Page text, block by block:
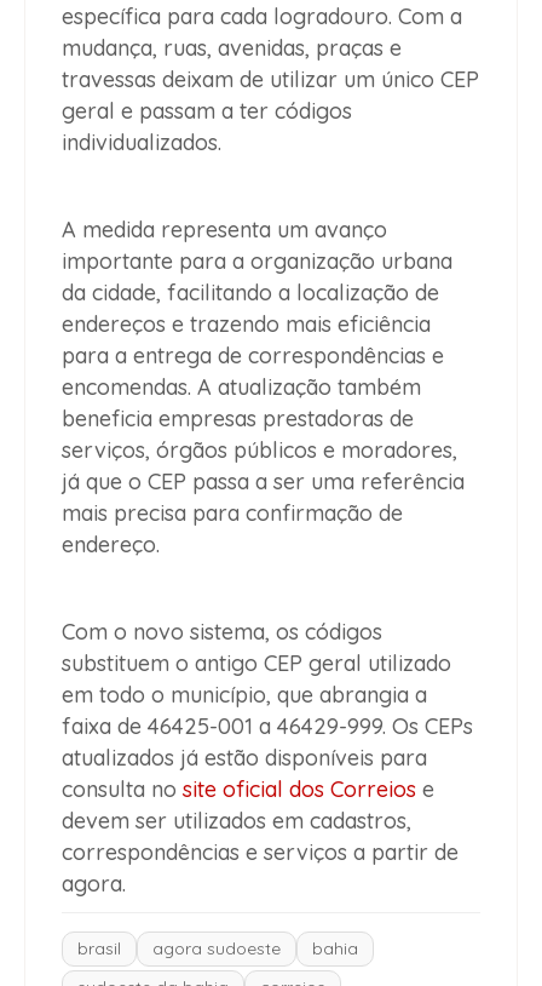
específica para cada logradouro. Com a
mudança, ruas, avenidas, praças e
travessas deixam de utilizar um único CEP
geral e passam a ter códigos
individualizados.
A medida representa um avanço
importante para a organização urbana
da cidade, facilitando a localização de
endereços e trazendo mais eficiência
para a entrega de correspondências e
encomendas. A atualização também
beneficia empresas prestadoras de
serviços, órgãos públicos e moradores,
já que o CEP passa a ser uma referência
mais precisa para confirmação de
endereço.
Com o novo sistema, os códigos
substituem o antigo CEP geral utilizado
em todo o município, que abrangia a
faixa de 46425-001 a 46429-999. Os CEPs
atualizados já estão disponíveis para
consulta no site oficial dos Correios e
devem ser utilizados em cadastros,
correspondências e serviços a partir de
agora.
brasil agora sudoeste
bahia